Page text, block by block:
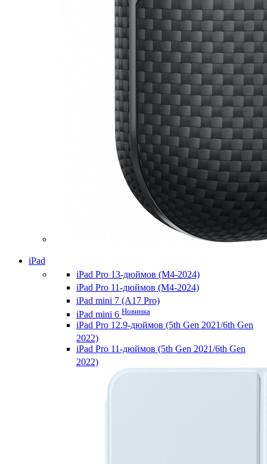
iPad
iPad Pro 13-дюймов (M4-2024)
iPad Pro 11-дюймов (M4-2024)
iPad mini 7 (A17 Pro)
iPad mini 6 Новинка
iPad Pro 12.9-дюймов (5th Gen 2021/6th Gen
2022)
iPad Pro 11-дюймов (5th Gen 2021/6th Gen
2022)